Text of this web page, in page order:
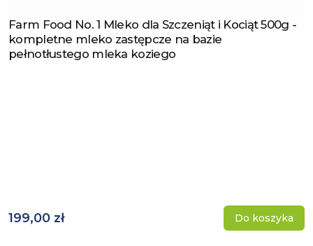
Zobacz produkt
Farm Food No. 1 Mleko dla Szczeniąt i Kociąt 500g -
kompletne mleko zastępcze na bazie
pełnotłustego mleka koziego
199,00 zł Do koszyka